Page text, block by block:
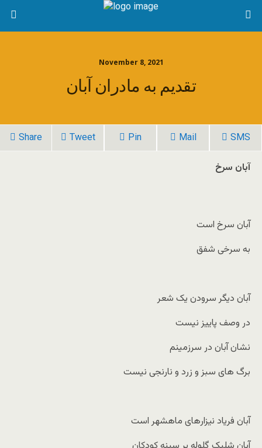
November 8, 2021
تقدیم به مادران آبان
Share Tweet Pin Mail SMS
آبان سرخ
آبان سرخ است
به سرخی شفق
آبان دیگر سرودن یک شعر
در وصف پاییز نیست
نشان آبان در سرزمینم
برگ های سبز و زرد و نارنجی نیست
آبان فریاد نیزارهای ماهشهر است